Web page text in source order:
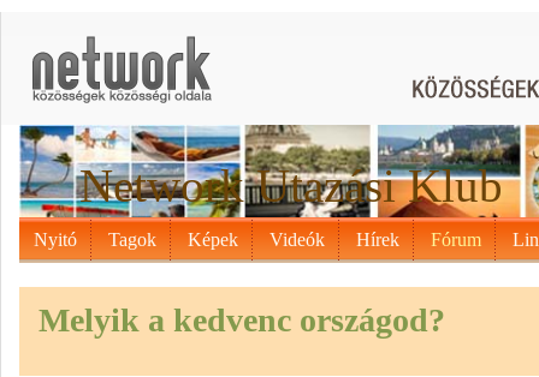
Network Utazási Klub
Nyitó Tagok Képek Videók Hírek Fórum
Melyik a kedvenc országod?